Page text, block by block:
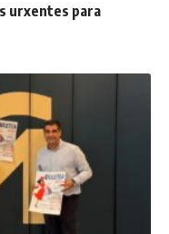
urxentes para